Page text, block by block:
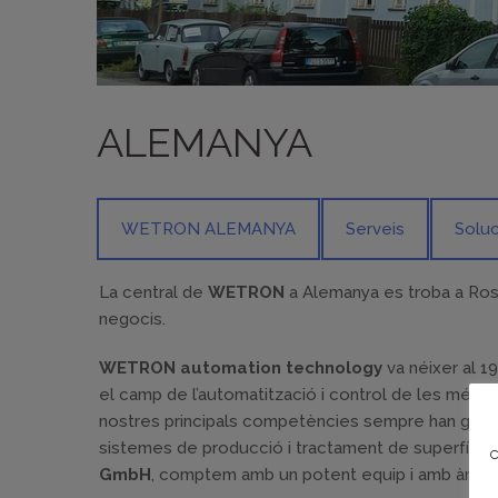
ALEMANYA
WETRON ALEMANYA Serveis
La central de WETRON a Alemanya es troba a
negocis.
WETRON automation technology va néixer al
el camp de l’automatització i control de les més
nostres principals competències sempre han
sistemes de producció i tractament de
GmbH, comptem amb un potent equip i amb